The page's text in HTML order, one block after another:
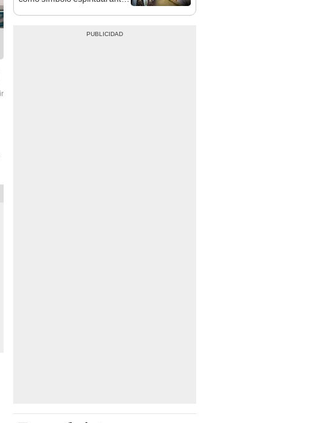
Te puede interesar